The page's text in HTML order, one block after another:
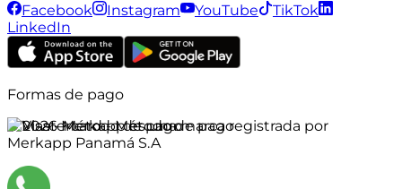
Facebook
Instagram YouTube
TikTok
LinkedIn
Formas de pago
©2026Merkapp es una marca registrada por
Merkapp Panamá S.A